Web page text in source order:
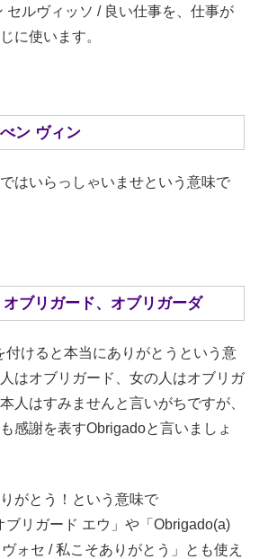
セルヴィッソ / 良い仕事を、仕事が
に使います。
ン ヴィン
はいらっしゃいませという意味で
ブリガード、オブリガーダ
付けると本当にありがとうという意
はオブリガード、女の人はオブリガ
人はすみませんと言いがちですが、
感謝を表すObrigadoと言いましょ
がとう！という意味で
ブリガード エウ」や「Obrigado(a)
ォセ / 私こそありがとう」とも使え